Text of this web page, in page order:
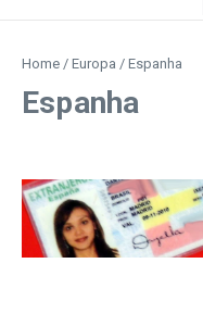
Home / Europa / Espanha
Espanha